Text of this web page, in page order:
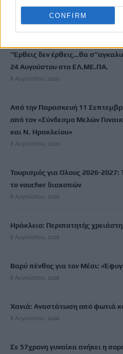
CONFIRM
Δύο συναυλίες του Νίκου
8 Αυγούστου, 2026
“Έρθεις δεν έρθεις…θα
24 Αυγούστου στο ΕΛ.ΜΕ.ΠΑ.
8 Αυγούστου, 2026
Από την Παρασκευή 11
από τον «Σύνδεσμο Μελών
και Ν. Ηρακλείου»
8 Αυγούστου, 2026
Τουρισμός για Ολους 2026-2027:
το voucher διακοπών
8 Αυγούστου, 2026
Ηράκλειο: Περιπατητής
8 Αυγούστου, 2026
Βαρύ πένθος για τον Μέσι:
8 Αυγούστου, 2026
Χανιά: Αναστάτωση από φωτιά
8 Αυγούστου, 2026
Σε 57χρονη γυναίκα ανήκει η